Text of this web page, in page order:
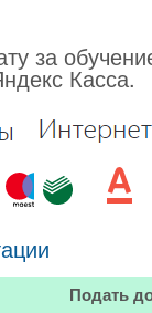
за
Касса.
Подать